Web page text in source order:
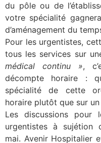
du pôle ou de
votre spécialité
d’aménagement du
Pour les urgentistes,
tous les services sur
médical continu »,
décompte horaire :
spécialité de cette
horaire plutôt que sur
Les discussions pour
urgentistes à sujétion
mai. Avenir Hospitalier